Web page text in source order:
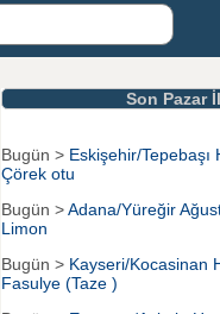
Son Pazar
Bugün > Eskişehir/Tepebaşı
Çörek otu
Bugün >Adana/Yüreğir
Limon
Bugün > Kayseri/Kocasinan
Fasulye (Taze )